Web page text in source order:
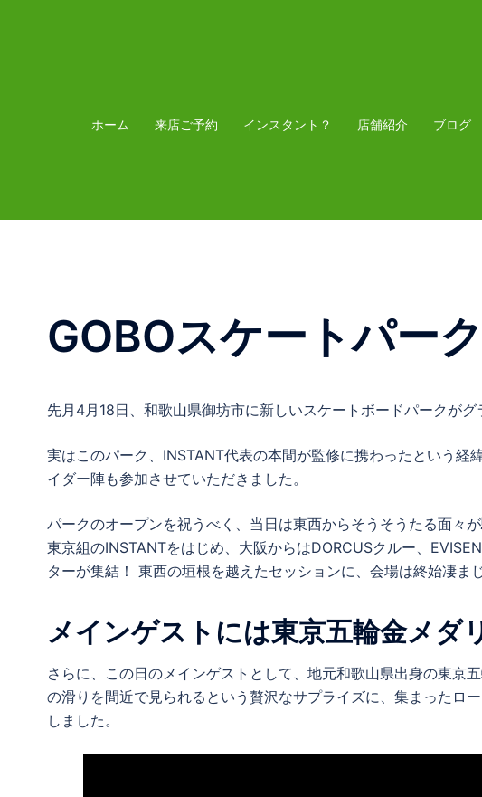
プ
ホーム 来店ご予約 インスタント？ 店舗紹介 ブログ
GOBOスケートパー
先月4月18日、和歌山県御坊市に新しいスケートボードパークがグ
実はこのパーク、INSTANT代表の本間が監修に携わったという経
イダー陣も参加させていただきました。
パークのオープンを祝うべく、当日は東西からそうそうたる面々が
東京組のINSTANTをはじめ、大阪からはDORCUSクルー、
ターが集結！ 東西の垣根を越えたセッションに、会場は終始凄ま
メインゲストには東京五輪金メダ
さらに、この日のメインゲストとして、地元和歌山県出身の東京
の滑りを間近で見られるという贅沢なサプライズに、集まったロ
しました。